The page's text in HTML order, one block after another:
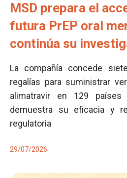
MSD prepara el
futura PrEP oral
continúa su
La compañía concede
regalías para suministrar
alimatravir en 129
demuestra su eficacia y
regulatoria
29/07/2026